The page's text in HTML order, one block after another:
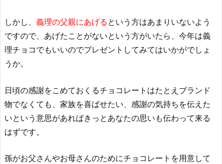
しかし、 義理の父親にあげる という方はあまりいないよう
ですので、あげたことがないという方がいたら、今年は義
理チョコでもいいのでプレゼントしてみてはいかがでしょ
うか。
日頃の感謝をこめておくるチョコレートはたとえブランド
物でなくても、家族を喜ばせたい、感謝の気持ちを伝えた
いという意思があればきっとあなたの思いも伝わって来る
はずです。
孫がお父さんやお母さんのためにチョコレートを用意して